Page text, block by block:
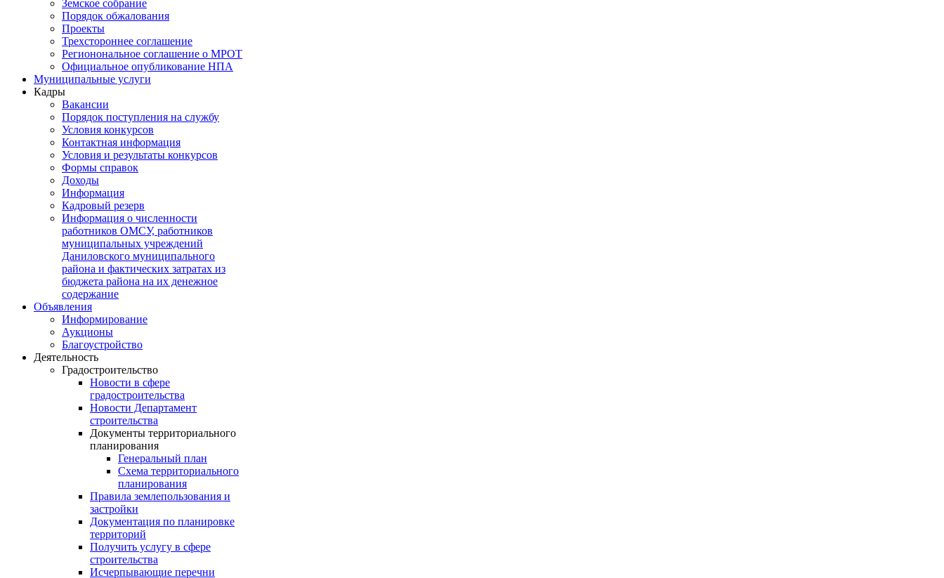
Земское собрание
Порядок обжалования
Проекты
Трехстороннее соглашение
Регионональное соглашение о МРОТ
Официальное опубликование НПА
Муниципальные услуги
Кадры
Вакансии
Порядок поступления на службу
Условия конкурсов
Контактная информация
Условия и результаты конкурсов
Формы справок
Доходы
Информация
Кадровый резерв
Информация о численности
работников ОМСУ, работников
муниципальных учреждений
Даниловского муниципального
района и фактических затратах из
бюджета района на их денежное
содержание
Объявления
Информирование
Аукционы
Благоустройство
Деятельность
Градостроительство
Новости в сфере
градостроительства
Новости Департамент
строительства
Документы территориального
планирования
Генеральный план
Схема территориального
планирования
Правила землепользования и
застройки
Документация по планировке
территорий
Получить услугу в сфере
строительства
Исчерпывающие перечни